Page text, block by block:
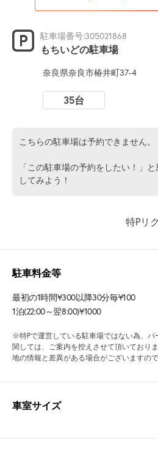
駐車場番号:305021868
もちいどの駐車場
奈良県奈良市椿井町37-4
35台
こちらの駐車場は予約できません。
「この駐車場の予約をしたい！」
してみよう！
特Pリ
駐車料金等
最初の1時間¥300以降30分毎¥100
1泊(22:00～翌8:00)¥1000
※特Pで運営している駐車場ではない為、パ
関しては、ご案内を控えさせて頂いており
地の情報と差異がある場合がございますので
車室サイズ